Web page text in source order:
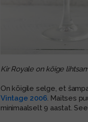
Kir Royale on kõige
On kõigile selge, et
Vintage 2006. Maitses
minimaalselt 9 aastat.